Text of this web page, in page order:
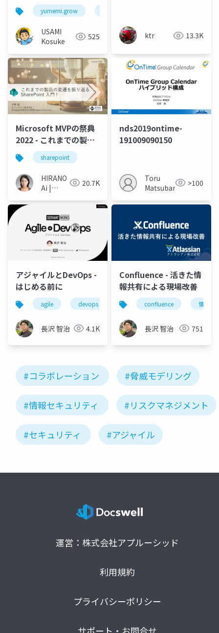
yumemi.grow
USAMI
Kosuke
525 ktr 13.3K
Microsoft MVPの祭典
2022 - これまでの製品
の変遷を振り返る
SharePoint 入門 !
sharepoint
HIRANO
Ai |
❤️
SharePoint
20.7K
nds2019ontime-
191009090150
Toru
Matsubara
>100
アジャイルとDevOps -
はじめる前に
agile devops アジャイル コラボレーシ
長沢 智治 4.1K
Confluence - 活きた情
報共有による現場改善
confluence 情報共
長沢 智治 751
#コラボレーション #脅威モデリング
#情報セキュリティ #リスクマネジメント
#セキュリティ #アジャイル
運営：株式会社アプルーシッド
利用規約
プライバシーポリシー
サポート・お問合せ